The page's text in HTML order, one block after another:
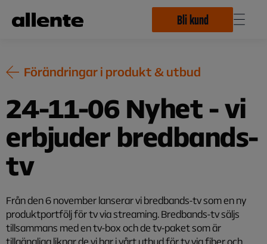
Bli kund
Förändringar i produkt & utbud
24-11-06 Nyhet - vi
erbjuder bredbands-
tv
Från den 6 november lanserar vi bredbands-tv som en ny
produktportfölj för tv via streaming​. Bredbands-tv säljs
tillsammans med en tv-box och de tv-paket som är
tillgängliga liknar de vi har i vårt utbud för tv via fiber och